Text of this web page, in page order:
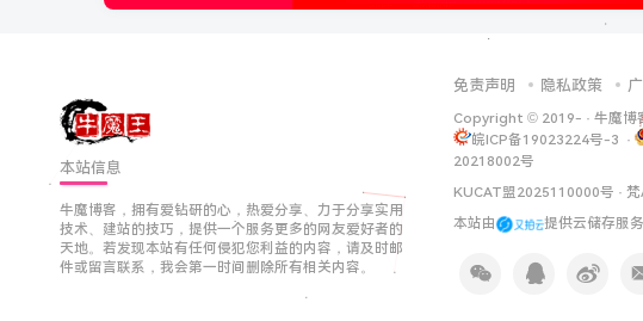
本站信息
牛魔博客，拥有爱钻研的心，热爱分享、力于分享实用
技术、建站的技巧，提供一个服务更多的网友爱好者的
天地。若发现本站有任何侵犯您利益的内容，请及时邮
件或留言联系，我会第一时间删除所有相关内容。
免责声明 隐私政策
Copyright © 2019- · 牛魔博
皖ICP备19023224号-3 ·
20218002号
KUCAT盟2025110000号 ·
本站由
提供云储存服务